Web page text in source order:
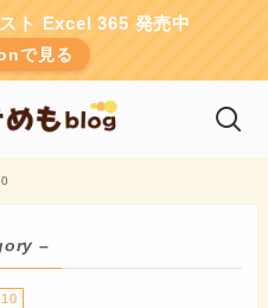
ト Excel 365 発売中
で見る
–